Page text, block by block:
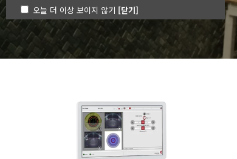
오늘 더 이상 보이지 않기 [닫기]